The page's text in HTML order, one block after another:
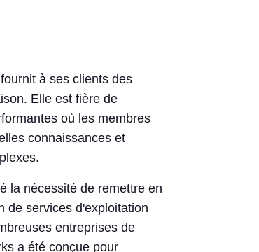
à ses clients des
Elle est fière de
où les membres
connaissances et
la nécessité de remettre en
de services d'exploitation
entreprises de
a été conçue pour